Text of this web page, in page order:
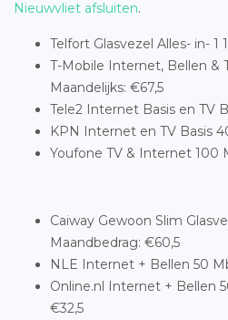
Nieuwvliet afsluiten.
Telfort Glasvezel Alles- in- 1
T-Mobile Internet, Bellen &
Maandelijks: €67,5
Tele2 Internet Basis en TV
KPN Internet en TV Basis
Youfone TV & Internet 100
Caiway Gewoon Slim
Maandbedrag: €60,5
NLE Internet + Bellen 50
Online.nl Internet + Bellen
€32,5